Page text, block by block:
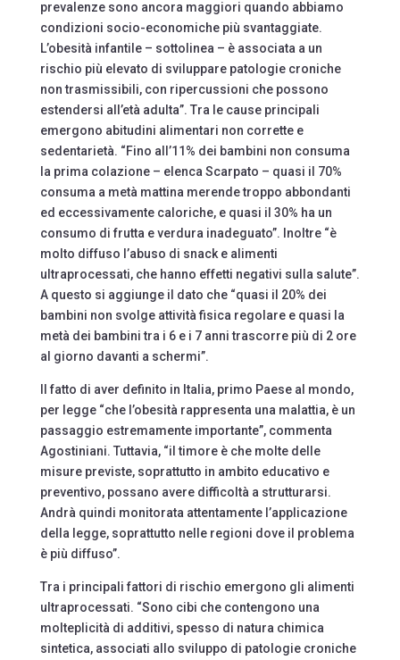
prevalenze sono ancora maggiori quando abbiamo
condizioni socio-economiche più svantaggiate.
L’obesità infantile – sottolinea – è associata a un
rischio più elevato di sviluppare patologie croniche
non trasmissibili, con ripercussioni che possono
estendersi all’età adulta”. Tra le cause principali
emergono abitudini alimentari non corrette e
sedentarietà. “Fino all’11% dei bambini non consuma
la prima colazione – elenca Scarpato – quasi il 70%
consuma a metà mattina merende troppo abbondanti
ed eccessivamente caloriche, e quasi il 30% ha un
consumo di frutta e verdura inadeguato”. Inoltre “è
molto diffuso l’abuso di snack e alimenti
ultraprocessati, che hanno effetti negativi sulla salute”.
A questo si aggiunge il dato che “quasi il 20% dei
bambini non svolge attività fisica regolare e quasi la
metà dei bambini tra i 6 e i 7 anni trascorre più di 2 ore
al giorno davanti a schermi”.
Il fatto di aver definito in Italia, primo Paese al mondo,
per legge “che l’obesità rappresenta una malattia, è un
passaggio estremamente importante”, commenta
Agostiniani. Tuttavia, “il timore è che molte delle
misure previste, soprattutto in ambito educativo e
preventivo, possano avere difficoltà a strutturarsi.
Andrà quindi monitorata attentamente l’applicazione
della legge, soprattutto nelle regioni dove il problema
è più diffuso”.
Tra i principali fattori di rischio emergono gli alimenti
ultraprocessati. “Sono cibi che contengono una
molteplicità di additivi, spesso di natura chimica
sintetica, associati allo sviluppo di patologie croniche